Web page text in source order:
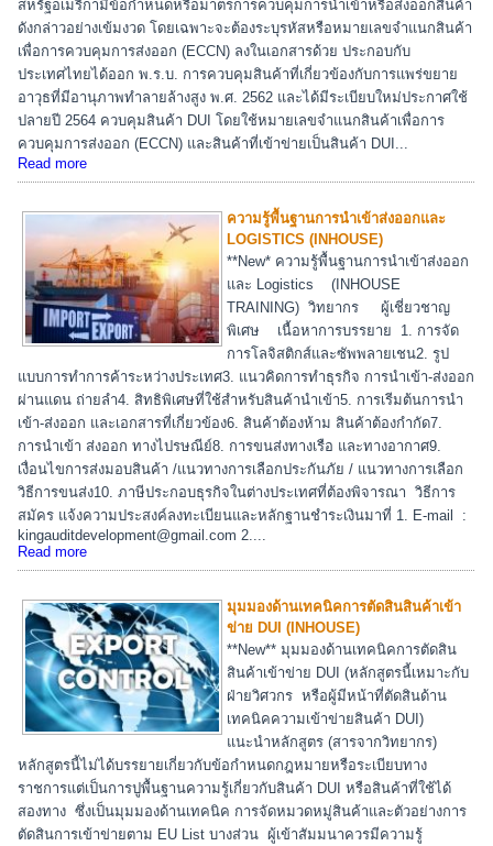
สหรัฐอเมริกามีข้อกำหนดหรือมาตรการควบคุมการนำเข้าหรือส่งออกสินค้า
ดังกล่าวอย่างเข้มงวด โดยเฉพาะจะต้องระบุรหัสหรือหมายเลขจำแนกสินค้า
เพื่อการควบคุมการส่งออก (ECCN) ลงในเอกสารด้วย ประกอบกับ
ประเทศไทยได้ออก พ.ร.บ. การควบคุมสินค้าที่เกี่ยวข้องกับการแพร่ขยาย
อาวุธที่มีอานุภาพทำลายล้างสูง พ.ศ. 2562 และได้มีระเบียบใหม่ประกาศใช้
ปลายปี 2564 ควบคุมสินค้า DUI โดยใช้หมายเลขจำแนกสินค้าเพื่อการ
ควบคุมการส่งออก (ECCN) และสินค้าที่เข้าข่ายเป็นสินค้า DUI...
Read more
ความรู้พื้นฐานการนำเข้าส่งออกและ
LOGISTICS (INHOUSE)
**New* ความรู้พื้นฐานการนำเข้าส่งออก
และ Logistics (INHOUSE
TRAINING) วิทยากร ผู้เชี่ยวชาญ
พิเศษ เนื้อหาการบรรยาย 1. การจัด
การโลจิสติกส์และซัพพลายเชน2. รูป
แบบการทำการค้าระหว่างประเทศ3. แนวคิดการทำธุรกิจ การนำเข้า-ส่งออก
ผ่านแดน ถ่ายลำ4. สิทธิพิเศษที่ใช้สำหรับสินค้านำเข้า5. การเรีมต้นการนำ
เข้า-ส่งออก และเอกสารที่เกี่ยวข้อง6. สินค้าต้องห้าม สินค้าต้องกำกัด7.
การนำเข้า ส่งออก ทางไปรษณีย์8. การขนส่งทางเรือ และทางอากาศ9.
เงื่อนไขการส่งมอบสินค้า /แนวทางการเลือกประกันภัย / แนวทางการเลือก
วิธีการขนส่ง10. ภาษีประกอบธุรกิจในต่างประเทศที่ต้องพิจารณา วิธีการ
สมัคร แจ้งความประสงค์ลงทะเบียนและหลักฐานชำระเงินมาที่ 1. E-mail :
kingauditdevelopment@gmail.com 2....
Read more
มุมมองด้านเทคนิคการตัดสินสินค้าเข้า
ข่าย DUI (INHOUSE)
**New** มุมมองด้านเทคนิคการตัดสิน
สินค้าเข้าข่าย DUI (หลักสูตรนี้เหมาะกับ
ฝ่ายวิศวกร หรือผู้มีหน้าที่ตัดสินด้าน
เทคนิคความเข้าข่ายสินค้า DUI)
แนะนำหลักสูตร (สารจากวิทยากร)
หลักสูตรนี้ไม่ได้บรรยายเกี่ยวกับข้อกำหนดกฎหมายหรือระเบียบทาง
ราชการแต่เป็นการปูพื้นฐานความรู้เกี่ยวกับสินค้า DUI หรือสินค้าที่ใช้ได้
สองทาง ซึ่งเป็นมุมมองด้านเทคนิค การจัดหมวดหมู่สินค้าและตัวอย่างการ
ตัดสินการเข้าข่ายตาม EU List บางส่วน ผู้เข้าสัมมนาควรมีความรู้